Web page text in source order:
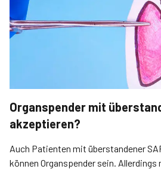
Organspender mit
akzeptieren?
Auch Patienten mit überstandener
können Organspender sein.